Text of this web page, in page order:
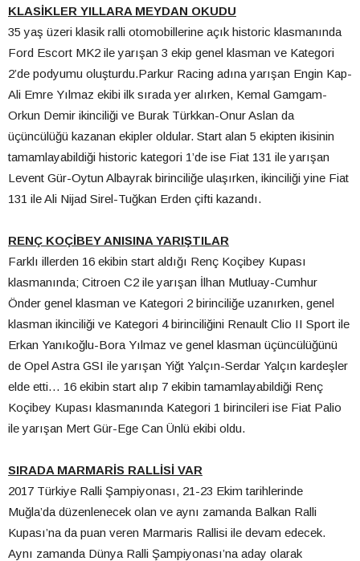
KLASİKLER YILLARA MEYDAN OKUDU
35 yaş üzeri klasik ralli otomobillerine açık historic klasmanında
Ford Escort MK2 ile yarışan 3 ekip genel klasman ve Kategori
2’de podyumu oluşturdu.Parkur Racing adına yarışan Engin Kap-
Ali Emre Yılmaz ekibi ilk sırada yer alırken, Kemal Gamgam-
Orkun Demir ikinciliği ve Burak Türkkan-Onur Aslan da
üçüncülüğü kazanan ekipler oldular. Start alan 5 ekipten ikisinin
tamamlayabildiği historic kategori 1’de ise Fiat 131 ile yarışan
Levent Gür-Oytun Albayrak birinciliğe ulaşırken, ikinciliği yine Fiat
131 ile Ali Nijad Sirel-Tuğkan Erden çifti kazandı.
RENÇ KOÇİBEY ANISINA YARIŞTILAR
Farklı illerden 16 ekibin start aldığı Renç Koçibey Kupası
klasmanında; Citroen C2 ile yarışan İlhan Mutluay-Cumhur
Önder genel klasman ve Kategori 2 birinciliğe uzanırken, genel
klasman ikinciliği ve Kategori 4 birinciliğini Renault Clio II Sport ile
Erkan Yanıkoğlu-Bora Yılmaz ve genel klasman üçüncülüğünü
de Opel Astra GSI ile yarışan Yiğt Yalçın-Serdar Yalçın kardeşler
elde etti… 16 ekibin start alıp 7 ekibin tamamlayabildiği Renç
Koçibey Kupası klasmanında Kategori 1 birincileri ise Fiat Palio
ile yarışan Mert Gür-Ege Can Ünlü ekibi oldu.
SIRADA MARMARİS RALLİSİ VAR
2017 Türkiye Ralli Şampiyonası, 21-23 Ekim tarihlerinde
Muğla’da düzenlenecek olan ve aynı zamanda Balkan Ralli
Kupası’na da puan veren Marmaris Rallisi ile devam edecek.
Aynı zamanda Dünya Ralli Şampiyonası’na aday olarak